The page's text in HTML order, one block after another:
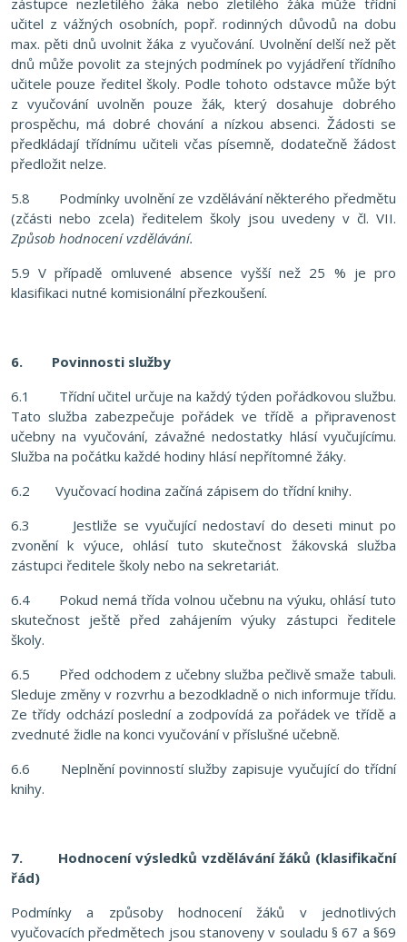
zástupce nezletilého žáka nebo zletilého žáka může třídní
učitel z vážných osobních, popř. rodinných důvodů na dobu
max. pěti dnů uvolnit žáka z vyučování. Uvolnění delší než pět
dnů může povolit za stejných podmínek po vyjádření třídního
učitele pouze ředitel školy. Podle tohoto odstavce může být
z vyučování uvolněn pouze žák, který dosahuje dobrého
prospěchu, má dobré chování a nízkou absenci. Žádosti se
předkládají třídnímu učiteli včas písemně, dodatečně žádost
předložit nelze.
5.8 Podmínky uvolnění ze vzdělávání některého předmětu
(zčásti nebo zcela) ředitelem školy jsou uvedeny v čl. VII.
Způsob hodnocení vzdělávání.
5.9 V případě omluvené absence vyšší než 25 % je pro
klasifikaci nutné komisionální přezkoušení.
6.
Povinnosti služby
6.1 Třídní učitel určuje na každý týden pořádkovou službu.
Tato služba zabezpečuje pořádek ve třídě a připravenost
učebny na vyučování, závažné nedostatky hlásí vyučujícímu.
Služba na počátku každé hodiny hlásí nepřítomné žáky.
6.2 Vyučovací hodina začíná zápisem do třídní knihy.
6.3 Jestliže se vyučující nedostaví do deseti minut po
zvonění k výuce, ohlásí tuto skutečnost žákovská služba
zástupci ředitele školy nebo na sekretariát.
6.4 Pokud nemá třída volnou učebnu na výuku, ohlásí tuto
skutečnost ještě před zahájením výuky zástupci ředitele
školy.
6.5 Před odchodem z učebny služba pečlivě smaže tabuli.
Sleduje změny v rozvrhu a bezodkladně o nich informuje třídu.
Ze třídy odchází poslední a zodpovídá za pořádek ve třídě a
zvednuté židle na konci vyučování v příslušné učebně.
6.6 Neplnění povinností služby zapisuje vyučující do třídní
knihy.
7.
Hodnocení výsledků vzdělávání žáků (klasifikační
řád)
Podmínky a způsoby hodnocení žáků v jednotlivých
vyučovacích předmětech jsou stanoveny v souladu § 67 a §69